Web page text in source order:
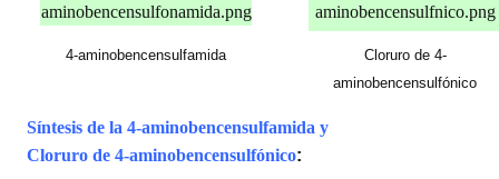
4-aminobencensulfamida
Cloruro de 4-
aminobencensulfónico
Síntesis de la 4-aminobencensulfamida y
Cloruro de 4-aminobencensulfónico: